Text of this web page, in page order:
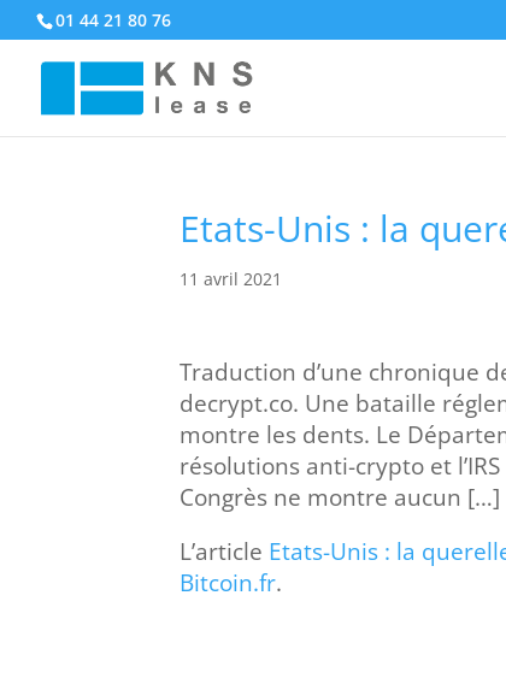
01 44 21 80 76
Etats-Unis : la
11 avril 2021
Traduction d’une chronique
decrypt.co. Une bataille
montre les dents. Le
résolutions anti-crypto et
Congrès ne montre aucun […]
L’article Etats-Unis : la
Bitcoin.fr.